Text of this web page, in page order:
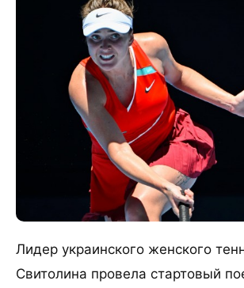
Лидер украинского женского
Свитолина провела стартовый